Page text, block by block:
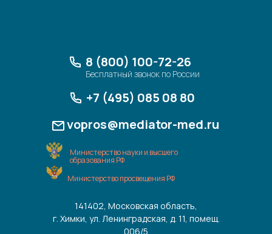
8 (800) 100-72-26
Бесплатный звонок по России
vopros@mediator-med.ru
141402, Московская область,
г. Химки, ул. Ленинградская, д. 11, помещ.
006/5
+7 (495) 085 08 80
Министерство науки и высшего
образования РФ
Министерство просвещения РФ